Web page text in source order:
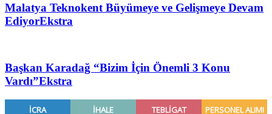
Malatya Teknokent Büyümeye ve Gelişmeye Devam
EdiyorEkstra
Başkan Karadağ “Bizim İçin Önemli 3 Konu
Vardı”Ekstra